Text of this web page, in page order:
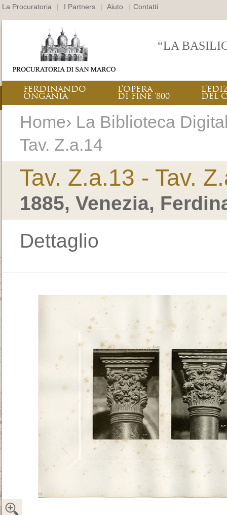
La Procuratoria | I Partners | Aiuto | Contatti
“LA
FERDINANDO
ONGANIA
L’OPERA
DI FINE ‘800 DEL
Home› La Biblioteca
Tav. Z.a.14
Tav. Z.a.13 - Tav.
1885, Venezia,
Dettaglio